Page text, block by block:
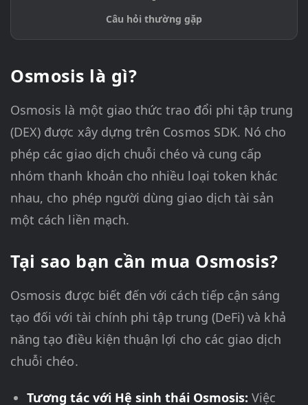
Câu hỏi thường gặp
Osmosis là gì?
Osmosis là một giao thức trao đổi phi tập trung
(DEX) được xây dựng trên Cosmos SDK. Nó cho
phép các giao dịch chuỗi chéo và cung cấp
nhóm thanh khoản cho nhiều loại token khác
nhau, cho phép người dùng giao dịch tài sản
một cách liền mạch.
Tại sao bạn cần mua Osmosis?
Osmosis được biết đến với cách tiếp cận sáng
tạo đối với tài chính phi tập trung (DeFi) và khả
năng tạo điều kiện thuận lợi cho các giao dịch
chuỗi chéo.
Tương tác với Hệ sinh thái Osmosis: Việc